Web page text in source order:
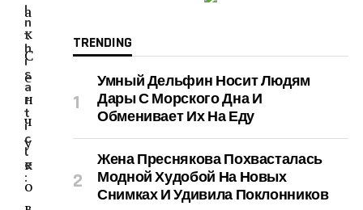
I
n
t
h
i
s
a
r
t
i
c
l
e
:
TRENDING
Умный Дельфин Носит Людям
Дары С Морского Дна И
Обменивает Их На Еду
Жена Преснякова Похвасталась
Модной Худобой На Новых
Снимках И Удивила Поклонников